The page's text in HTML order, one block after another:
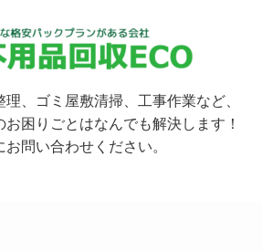
、ゴミ屋敷清掃、工事作業など、
困りごとはなんでも解決します！
お問い合わせください。